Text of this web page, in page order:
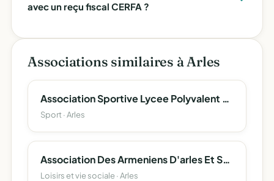
avec un reçu fiscal CERFA ?
Associations similaires à Arles
Association Sportive Lycee Polyvalent Montmajour
Sport · Arles
Association Des Armeniens D'arles Et Sa Region
Loisirs et vie sociale · Arles